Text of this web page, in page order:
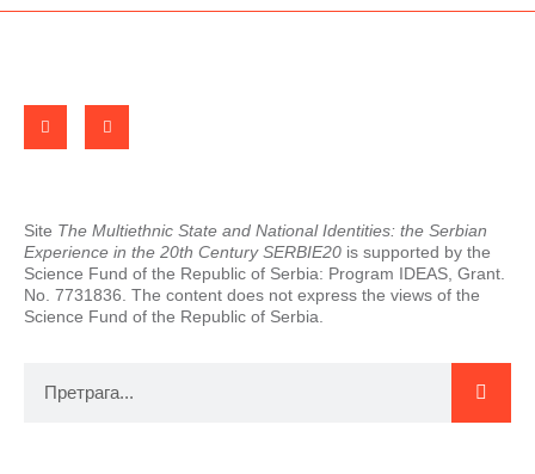
Site The Multiethnic State and National Identities: the Serbian
Experience in the 20th Century SERBIE20 is supported by the
Science Fund of the Republic of Serbia: Program IDEAS, Grant.
No. 7731836. The content does not express the views of the
Science Fund of the Republic of Serbia.